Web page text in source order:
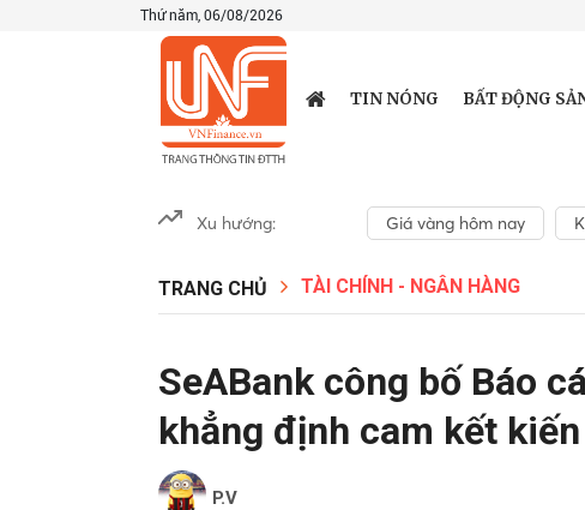
Thứ năm, 06/08/2026
TIN NÓNG BẤT ĐỘNG
Xu hướng: Giá vàng hôm nay
TRANG CHỦ TÀI CHÍNH - NGÂN HÀNG
SeABank công bố Báo
khẳng định cam kết
P.V